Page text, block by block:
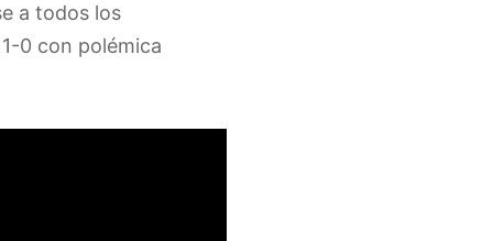
a todos los
0 con polémica